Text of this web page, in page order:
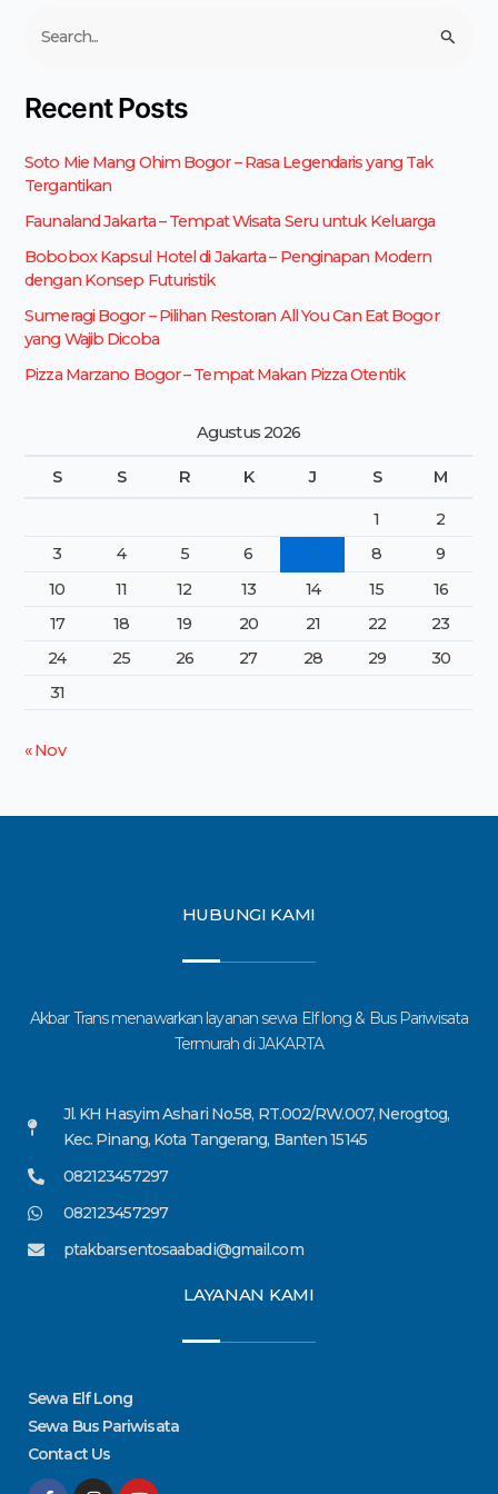
i
n
t
u
:
Recent Posts
Soto Mie Mang Ohim Bogor – Rasa Legendaris yang Tak
Tergantikan
Faunaland Jakarta – Tempat Wisata Seru untuk Keluarga
Bobobox Kapsul Hotel di Jakarta – Penginapan Modern
dengan Konsep Futuristik
Sumeragi Bogor – Pilihan Restoran All You Can Eat Bogor
yang Wajib Dicoba
Pizza Marzano Bogor – Tempat Makan Pizza Otentik
Agustus 2026
S S R K J S M
1
2
3
4 5 6 8
9
10
11 12 13 14 15
16
17
18 19 20 21 22
23
24
25 26 27 28 29
30
31
« Nov
HUBUNGI KAMI
Akbar Trans menawarkan layanan sewa Elf long & Bus Pariwisata
Termurah di JAKARTA
Jl. KH Hasyim Ashari No.58, RT.002/RW.007, Nerogtog,
Kec. Pinang, Kota Tangerang, Banten 15145
082123457297
082123457297
ptakbarsentosaabadi@gmail.com
LAYANAN KAMI
Sewa Elf Long
Sewa Bus Pariwisata
Contact Us